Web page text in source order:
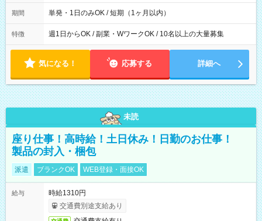
間は 試験により異なります。
期間 単発・1日のみOK / 短期（1ヶ月以内）
特徴 週1日からOK / 副業・WワークOK / 10名以上の大量募集
気になる！ 応募する 詳細へ
未読
座り仕事！高時給！土日休み！日勤のお仕事！
製品の封入・梱包
派遣 ブランクOK WEB登録・面接OK
給与
時給1310円
交通費別途支給あり